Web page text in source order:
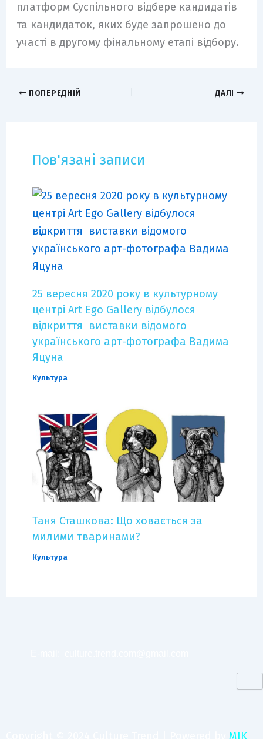
платформ Суспільного відбере кандидатів
та кандидаток, яких буде запрошено до
участі в другому фінальному етапі відбору.
ПОПЕРЕДНІЙ ДАЛІ
Пов'язані записи
25 вересня 2020 року в культурному
центрі Art Ego Gallery відбулося
відкриття виставки відомого
українського арт-фотографа Вадима
Яцуна
Культура
Таня Сташкова: Що ховається за
милими тваринами?
Культура
MIK